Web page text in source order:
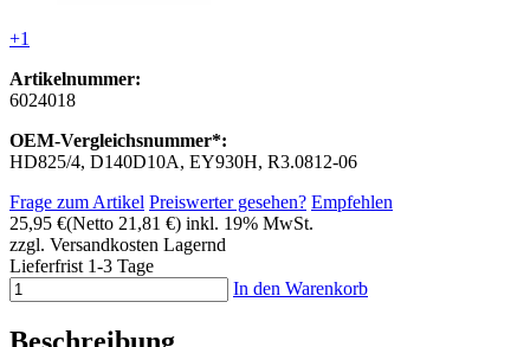
+1
Artikelnummer:
6024018
OEM-Vergleichsnummer*:
HD825/4, D140D10A, EY930H, R3.0812-06
Frage zum Artikel Preiswerter gesehen? Empfehlen
25,95 €(Netto 21,81 €) inkl. 19% MwSt.
zzgl. Versandkosten Lagernd
Lieferfrist 1-3 Tage
In den Warenkorb
Beschreibung